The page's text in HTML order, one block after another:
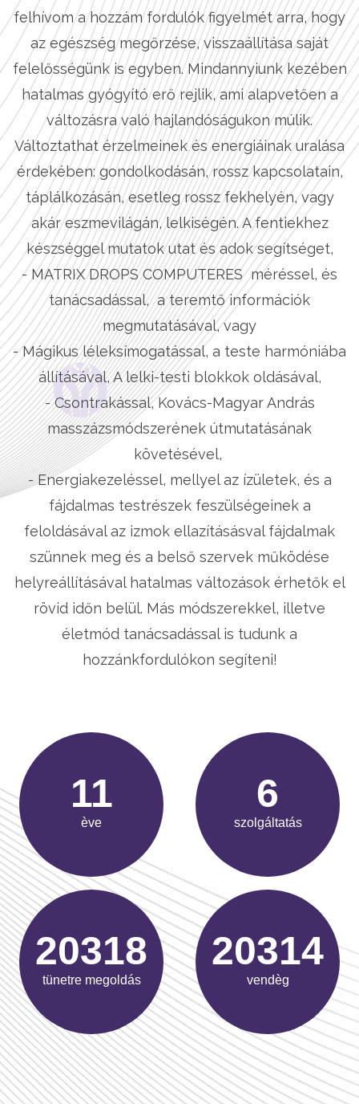
felhívom a hozzám fordulók figyelmét arra, hogy
az egészség megőrzése, visszaállítása saját
felelősségünk is egyben. Mindannyiunk kezében
hatalmas gyógyító erő rejlik, ami alapvetően a
változásra való hajlandóságukon múlik.
Változtathat érzelmeinek és energiáinak uralása
érdekében: gondolkodásán, rossz kapcsolatain,
táplálkozásán, esetleg rossz fekhelyén, vagy
akár eszmevilágán, lelkiségén. A fentiekhez
készséggel mutatok utat és adok segítséget,
- MATRIX DROPS COMPUTERES méréssel, és
tanácsadással, a teremtő információk
megmutatásával, vagy
- Mágikus léleksímogatással, a teste harmóniába
állításával, A lelki-testi blokkok oldásával,
- Csontrakással, Kovács-Magyar András
masszázsmódszerének útmutatásának
követésével,
- Energiakezeléssel, mellyel az ízületek, és a
fájdalmas testrészek feszülségeinek a
feloldásával az izmok ellazításásval fájdalmak
szünnek meg és a belső szervek működése
helyreállításával hatalmas változások érhetők el
rövid időn belül. Más módszerekkel, illetve
életmód tanácsadással is tudunk a
hozzánkfordulókon segíteni!
17
ève
9
szolgáltatás
30477
tünetre megoldás
30471
vendèg